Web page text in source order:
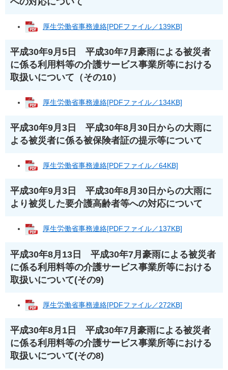
厚生労働省事務連絡[PDFファイル／139KB]
平成30年9月5日 平成30年7月豪雨による被災者
に係る利用料等の介護サービス事業所等における
取扱いについて（その10）
厚生労働省事務連絡[PDFファイル／134KB]
平成30年9月3日 平成30年8月30日からの大雨に
よる被災者に係る被保険者証の提示等について
厚生労働省事務連絡[PDFファイル／64KB]
平成30年9月3日 平成30年8月30日からの大雨に
より被災した要介護高齢者等への対応について
厚生労働省事務連絡[PDFファイル／137KB]
平成30年8月13日 平成30年7月豪雨による被災者
に係る利用料等の介護サービス事業所等における
取扱いについて(その9)
厚生労働省事務連絡[PDFファイル／272KB]
平成30年8月1日 平成30年7月豪雨による被災者
に係る利用料等の介護サービス事業所等における
取扱いについて(その8)